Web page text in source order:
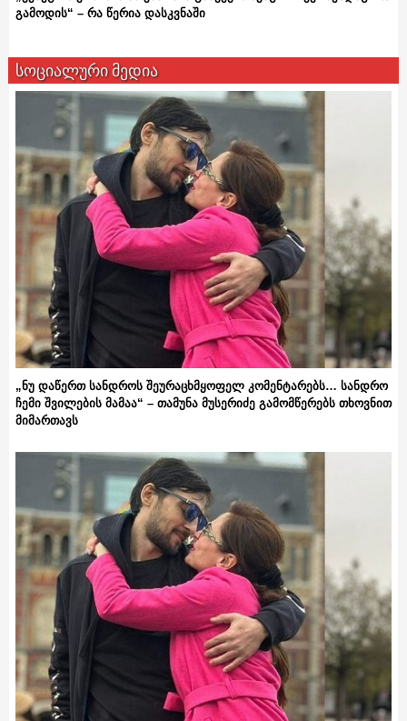
გამოდის“ – რა წერია დასკვნაში
სოციალური მედია
„ნუ დაწერთ სანდროს შეურაცხმყოფელ კომენტარებს… სანდრო
ჩემი შვილების მამაა“ – თამუნა მუსერიძე გამომწერებს თხოვნით
მიმართავს